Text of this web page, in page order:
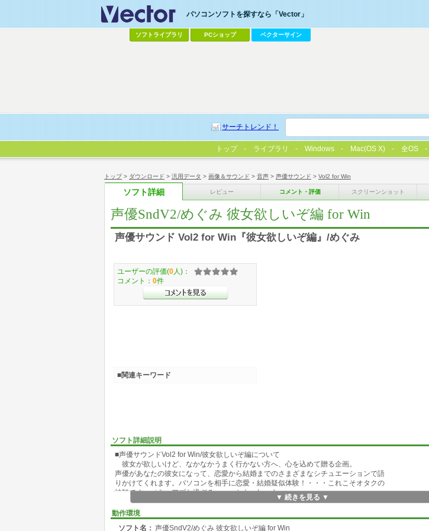
トップ> ダウンロード > 汎用データ > 画像＆サウンド > 音声 > 声優サウンド > Vol2 for Win
ソフト詳細 レビュー コメント・評価 スクリーンショット
声優SndV2/めぐみ 彼女欲しいぞ編 for Win
声優サウンド Vol2 for Win『彼女欲しいぞ編』/めぐみ
ソフト詳細説明
■声優サウンドVol2 for Win/彼女欲しいぞ編について
彼女が欲しいけど、なかなかうまく行かない方へ、心を込めて贈る企画。
声優があなたの彼女になって、恋愛から結婚までのさまざまなシチュエーションで語
りかけてくれます。パソコンを相手に恋愛・結婚疑似体験！・・・これこそオタクの
神髄です。（あ、アブな過ぎる・・・かも。(~_~;)
■声優サウンドシリーズについて
声優サウンドシリーズは、システム付属の味気ないBeep音に、終止符を打つ
▼ 続きを見る ▼
動作環境
ソフト名： 声優SndV2/めぐみ 彼女欲しいぞ編 for Win
ユーザーの評価(0 人)：
コメント： 0件
■関連キーワード
パソコンソフトを探すなら「Vector」
ソフトライブラリ PCショップ ベクターサイン
サーチトレンド！
トップ ライブラリ Windows Mac(OS X) 全OS